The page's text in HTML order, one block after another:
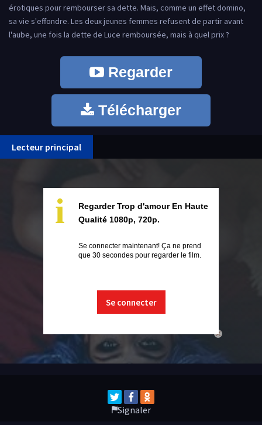
érotiques pour rembourser sa dette. Mais, comme un effet domino,
sa vie s'effondre. Les deux jeunes femmes refusent de partir avant
l'aube, une fois la dette de Luce remboursée, mais à quel prix ?
Regarder
Télécharger
Lecteur principal
close
i
Regarder Trop d'amour En Haute
Qualité 1080p, 720p.
Se connecter maintenant! Ça ne prend
que 30 secondes pour regarder le film.
Se connecter
Signaler